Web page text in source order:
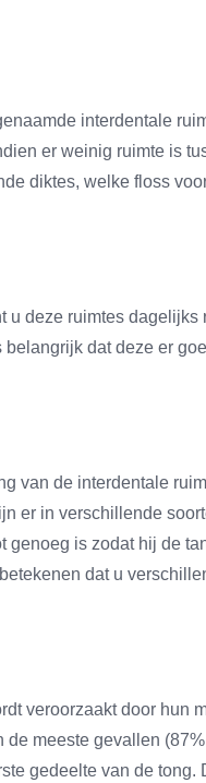
interdentale
er weinig ruimte is
diktes, welke floss
u deze ruimtes dagelijks
dat deze er
van de interdentale
er in verschillende
genoeg is zodat hij de
dat u
veroorzaakt door hun
meeste gevallen
gedeelte van de tong.